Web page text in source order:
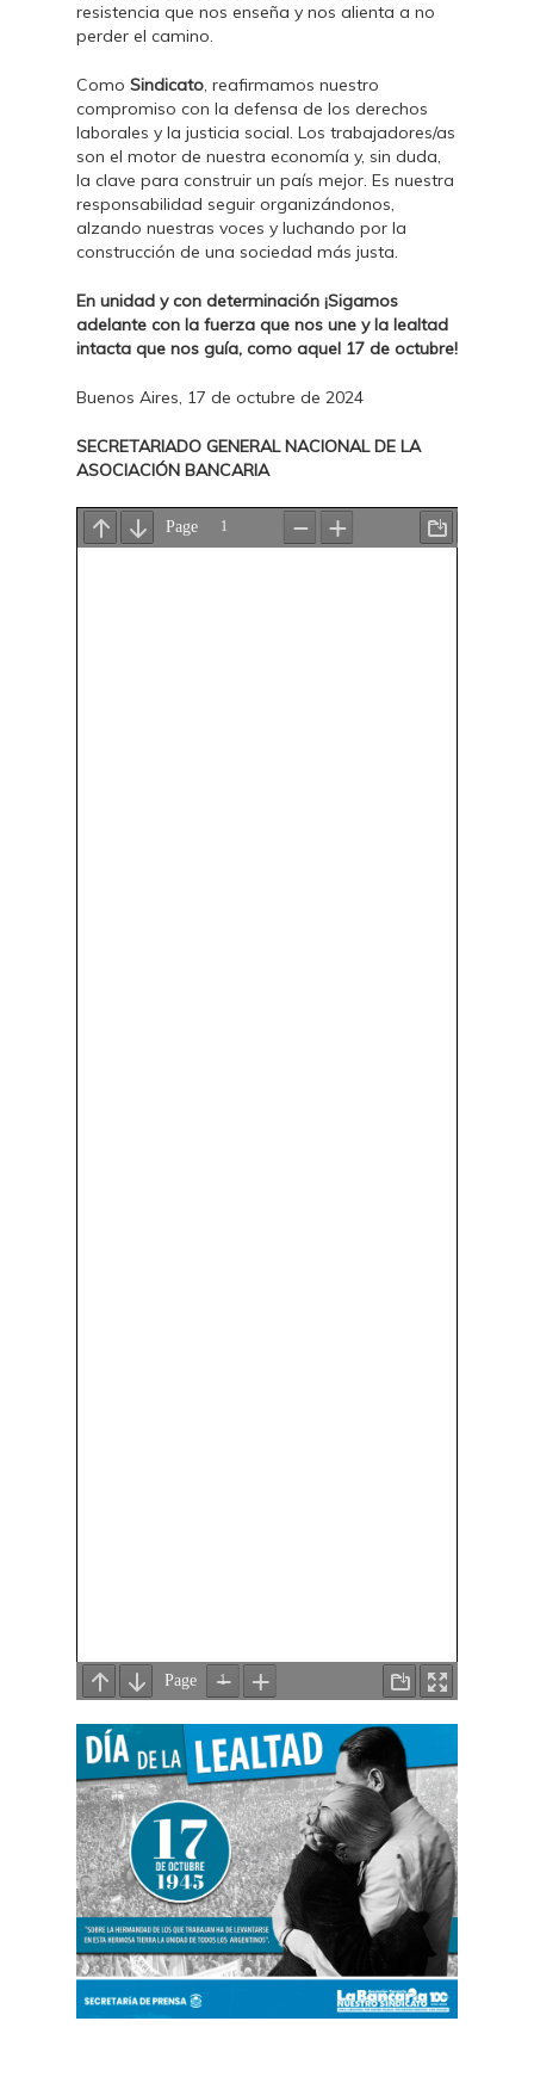
resistencia que nos enseña y nos alienta a no
perder el camino.
Como Sindicato, reafirmamos nuestro
compromiso con la defensa de los derechos
laborales y la justicia social. Los trabajadores/as
son el motor de nuestra economía y, sin duda,
la clave para construir un país mejor. Es nuestra
responsabilidad seguir organizándonos,
alzando nuestras voces y luchando por la
construcción de una sociedad más justa.
En unidad y con determinación ¡Sigamos
adelante con la fuerza que nos une y la lealtad
intacta que nos guía, como aquel 17 de octubre!
Buenos Aires, 17 de octubre de 2024
SECRETARIADO GENERAL NACIONAL DE LA
ASOCIACIÓN BANCARIA